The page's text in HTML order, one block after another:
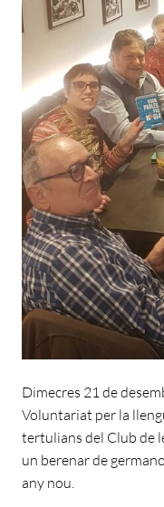
Dimecres 21 de
Voluntariat per la
tertulians del Club de
un berenar de
any nou.